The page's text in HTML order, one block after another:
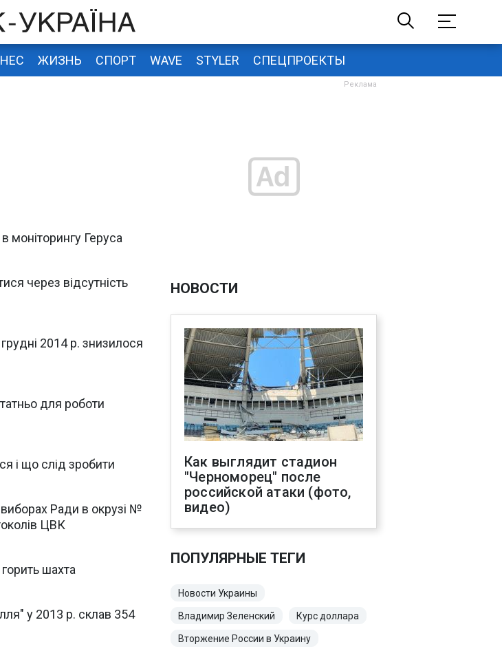
ЖИЗНЬ СПОРТ WAVE STYLER СПЕЦПРОЕКТЫ
моніторингу Геруса
через відсутність
2014 р. знизилося
для роботи
і що слід зробити
Ради в окрузі №
ЦВК
шахта
у 2013 р. склав 354
НОВОСТИ
Как выглядит стадион
"Черноморец" после
российской атаки (фото,
видео)
ПОПУЛЯРНЫЕ ТЕГИ
Новости Украины
Владимир Зеленский Курс доллара
Вторжение России в Украину